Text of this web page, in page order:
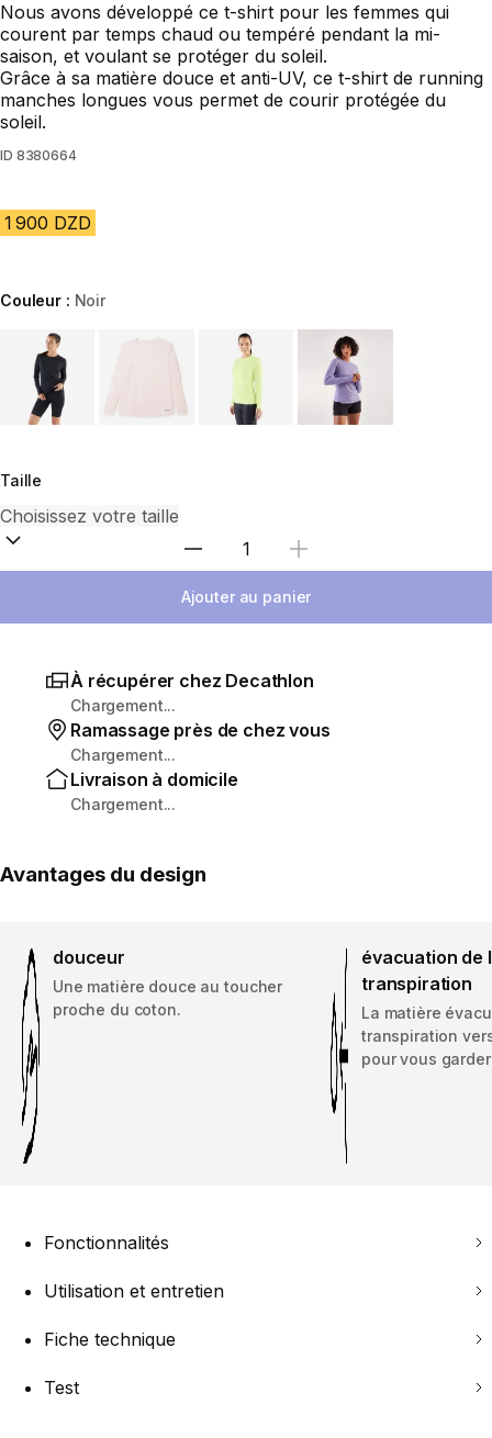
Nous avons développé ce t-shirt pour les femmes qui
courent par temps chaud ou tempéré pendant la mi-
saison, et voulant se protéger du soleil.
Grâce à sa matière douce et anti-UV, ce t-shirt de running
manches longues vous permet de courir protégée du
soleil.
ID 8380664
1 900 DZD
Couleur : Noir
Choose a variant
Taille
Sélectionnez la quantité
Ajouter au panier
À récupérer chez Decathlon
Chargement...
Ramassage près de chez vous
Chargement...
Livraison à domicile
Chargement...
Avantages du design
douceur
Une matière douce au toucher
proche du coton.
évacuation de
transpiration
La matière
transpiration
pour vous
Fonctionnalités
Utilisation et entretien
Fiche technique
Test